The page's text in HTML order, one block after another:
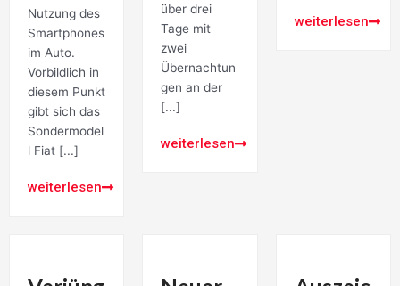
Nutzung des
Smartphones
im Auto.
Vorbildlich in
diesem Punkt
gibt sich das
Sondermodel
l Fiat [...]
weiterlesen
über drei
Tage mit
zwei
Übernachtun
gen an der
[...]
weiterlesen
weiterlesen